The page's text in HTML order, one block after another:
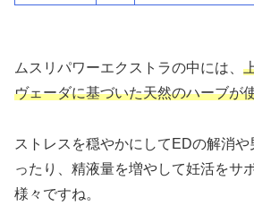
ムスリパワーエクストラの中には、
ヴェーダに基づいた天然のハーブが
ストレスを穏やかにしてEDの解消や
ったり、精液量を増やして妊活をサ
様々ですね。